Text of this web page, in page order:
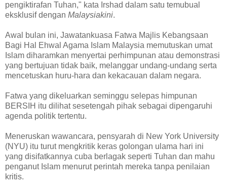
pengiktirafan Tuhan," kata Irshad dalam satu temubual
eksklusif dengan Malaysiakini.
Awal bulan ini, Jawatankuasa Fatwa Majlis Kebangsaan
Bagi Hal Ehwal Agama Islam Malaysia memutuskan umat
Islam diharamkan menyertai perhimpunan atau demonstrasi
yang bertujuan tidak baik, melanggar undang-undang serta
mencetuskan huru-hara dan kekacauan dalam negara.
Fatwa yang dikeluarkan seminggu selepas himpunan
BERSIH itu dilihat sesetengah pihak sebagai dipengaruhi
agenda politik tertentu.
Meneruskan wawancara, pensyarah di New York University
(NYU) itu turut mengkritik keras golongan ulama hari ini
yang disifatkannya cuba berlagak seperti Tuhan dan mahu
penganut Islam menurut perintah mereka tanpa penilaian
kritis.